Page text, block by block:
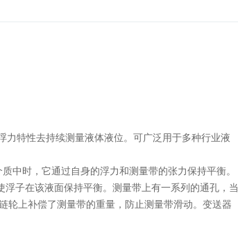
特性去持续测量液体液位。可广泛用于多种行业液
时，它通过自身的浮力和测量带的张力保持平衡。
子在该液面保持平衡。测量带上有一系列的通孔，当
轮上补偿了测量带的重量，防止测量带滑动。变送器